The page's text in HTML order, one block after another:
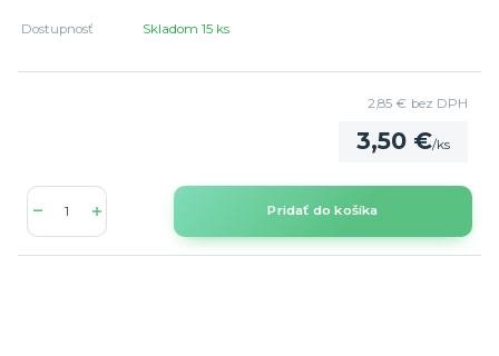
Dostupnosť Skladom 15 ks
3,50 €/ks
2,85 € bez DPH
Pridať do košíka